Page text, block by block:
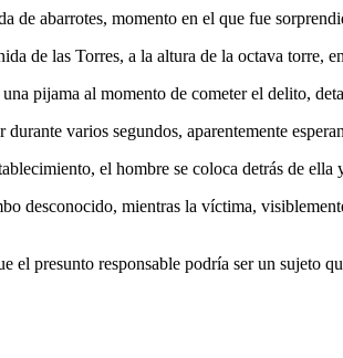
de abarrotes, momento en el que fue
de las Torres, a la altura de la octava
pijama al momento de cometer el delito,
varios segundos, aparentemente
el hombre se coloca detrás de ella
desconocido, mientras la víctima,
presunto responsable podría ser un sujeto